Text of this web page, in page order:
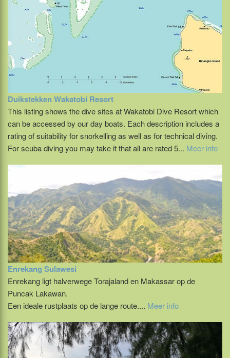
Duikstekken Wakatobi Resort
This listing shows the dive sites at Wakatobi Dive Resort which
can be accessed by our day boats. Each description includes a
rating of suitability for snorkelling as well as for technical diving.
For scuba diving you may take it that all are rated 5... Meer info
Enrekang Sulawesi
Enrekang ligt halverwege Torajaland en Makassar op de
Puncak Lakawan.
Een ideale rustplaats op de lange route.... Meer info